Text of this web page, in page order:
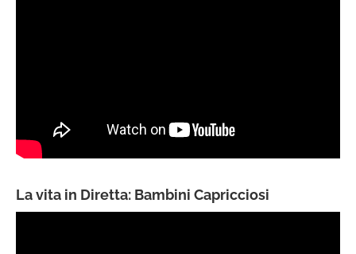
La vita in Diretta: Bambini Capricciosi